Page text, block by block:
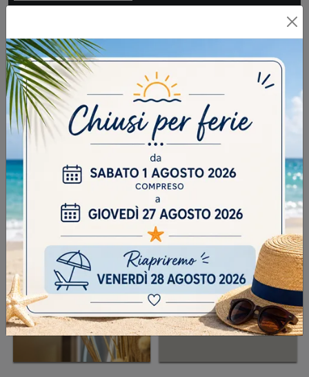
SFOGLIA I NOSTRI CATALOGHI
INVIA